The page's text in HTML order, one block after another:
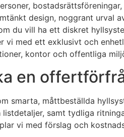
design, noggrant urval
du vill ha ett diskret
med ett exklusivt och
kontor och offentliga
en
smarta, måttbeställda
samt tydliga
vi med förslag och